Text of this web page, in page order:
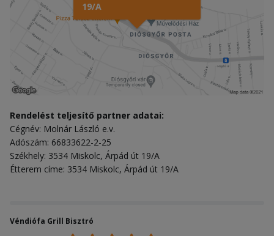
19/A
Rendelést teljesítő partner adatai:
Cégnév: Molnár László e.v.
Adószám: 66833622-2-25
Székhely: 3534 Miskolc, Árpád út 19/A
Étterem címe: 3534 Miskolc, Árpád út 19/A
Véndiófa Grill Bisztró